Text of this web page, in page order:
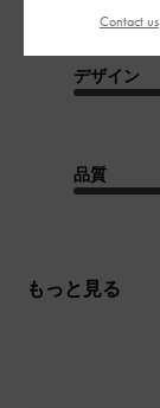
デザイン
品質
もっと見る
Contact us